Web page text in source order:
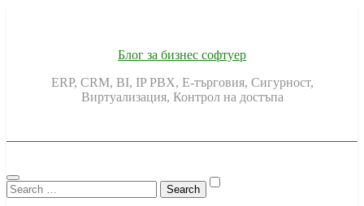
Блог за бизнес софтуер
ERP, CRM, BI, IP PBX, Е-търговия, Сигурност,
Виртуализация, Контрол на достъпа
Search
for: